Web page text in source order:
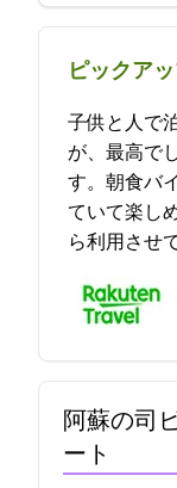
ピックア
子供と3人で
が、最高で
す。朝食バ
ていて楽し
ら利用させて頂き
阿蘇の司
ート